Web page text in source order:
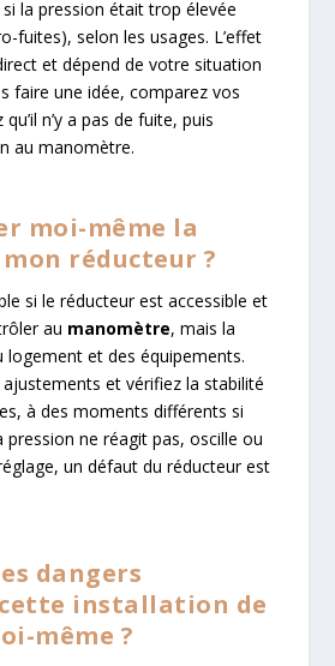
la pression était trop élevée
fuites), selon les usages. L’effet
et dépend de votre situation
faire une idée, comparez vos
n’y a pas de fuite, puis
au manomètre.
moi-même la
réducteur ?
si le réducteur est accessible et
au manomètre, mais la
logement et des équipements.
et vérifiez la stabilité
à des moments différents si
pression ne réagit pas, oscille ou
un défaut du réducteur est
dangers
installation de
même ?